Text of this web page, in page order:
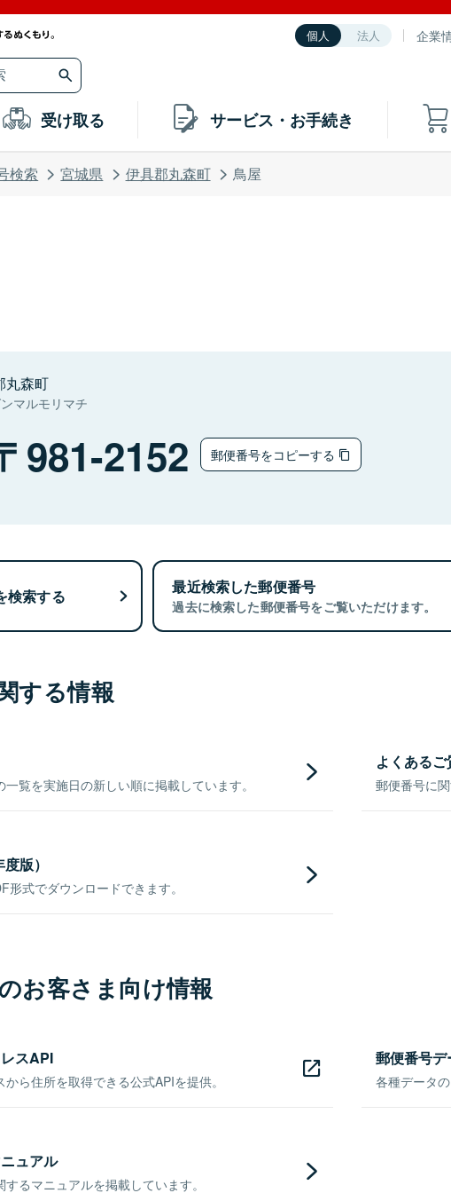
個人 法人 企業
受け取る サービス・お手続き
検索 宮城県 伊具郡丸森町 鳥屋
丸森町
マルモリマチ
981-2152 郵便番号をコピーする
検索する 最近検索した郵便番号
過去に検索した郵便番号をご覧いただけます。
する情報
覧を実施日の新しい順に掲載しています。
よくある
郵便番号に
版）
式でダウンロードできます。
お客さま向け情報
スAPI
ら住所を取得できる公式APIを提供。
郵便番号
各種データ
ュアル
るマニュアルを掲載しています。